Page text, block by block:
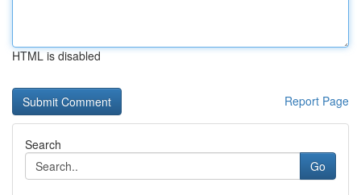
HTML is disabled
Report Page
Search
Go